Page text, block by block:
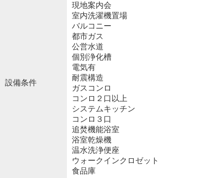
設備条件
現地案内会
室内洗濯機置場
バルコニー
都市ガス
公営水道
個別浄化槽
電気有
耐震構造
ガスコンロ
コンロ２口以上
システムキッチン
コンロ３口
追焚機能浴室
浴室乾燥機
温水洗浄便座
ウォークインクロゼット
食品庫